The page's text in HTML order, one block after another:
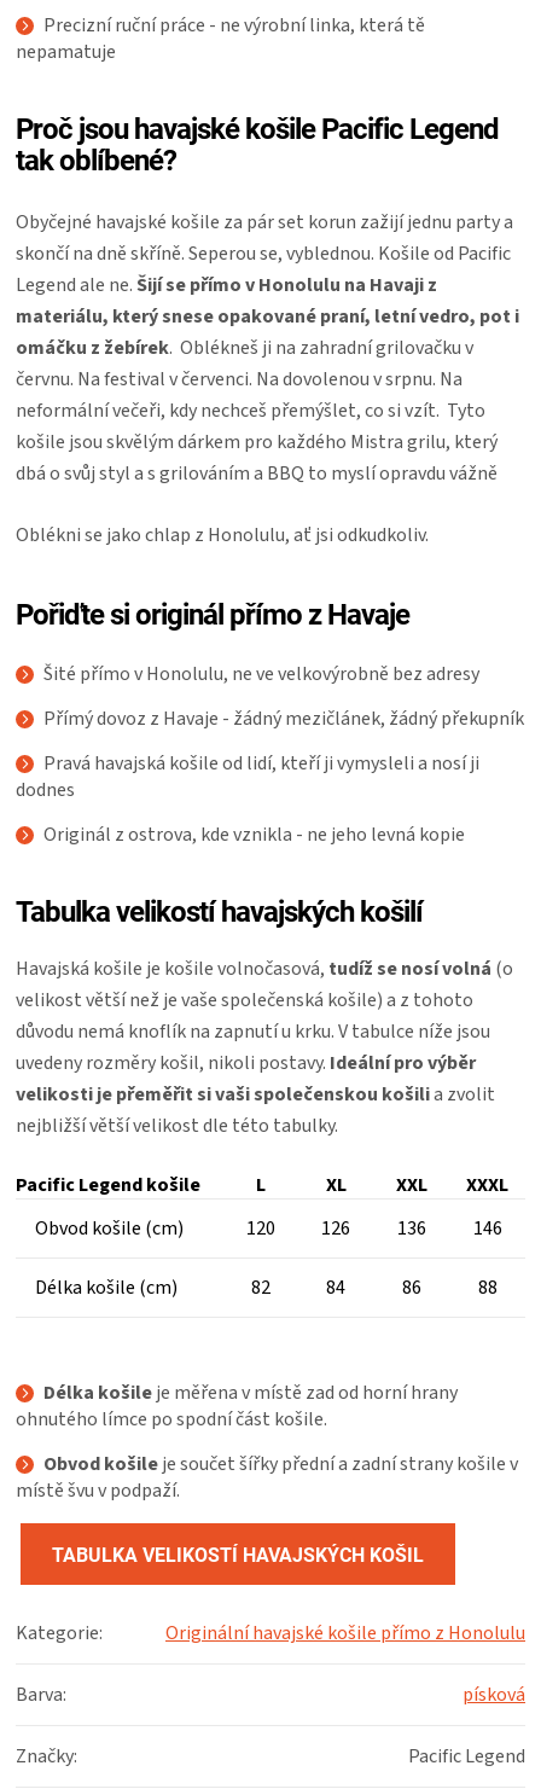
Precizní ruční práce - ne výrobní linka, která tě
nepamatuje
Proč jsou havajské košile Pacific Legend
tak oblíbené?
Obyčejné havajské košile za pár set korun zažijí jednu party a
skončí na dně skříně. Seperou se, vyblednou. Košile od Pacific
Legend ale ne.Šijí se přímo v Honolulu na Havaji z
materiálu, který snese opakované praní, letní vedro, pot i
omáčku z žebírek. Oblékneš ji na zahradní grilovačku v
červnu. Na festival v červenci. Na dovolenou v srpnu. Na
neformální večeři, kdy nechceš přemýšlet, co si vzít. Tyto
košile jsou skvělým dárkem pro každého Mistra grilu, který
dbá o svůj styl a s grilováním a BBQ to myslí opravdu vážně
Oblékni se jako chlap z Honolulu, ať jsi odkudkoliv.
Pořiďte si originál přímo z Havaje
Šité přímo v Honolulu, ne ve velkovýrobně bez adresy
Přímý dovoz z Havaje - žádný mezičlánek, žádný překupník
Pravá havajská košile od lidí, kteří ji vymysleli a nosí ji
dodnes
Originál z ostrova, kde vznikla - ne jeho levná kopie
Tabulka velikostí havajských košilí
Havajská košile je košile volnočasová, tudíž se nosí volná (o
velikost větší než je vaše společenská košile) a z tohoto
důvodu nemá knoflík na zapnutí u krku. V tabulce níže jsou
uvedeny rozměry košil, nikoli postavy. Ideální pro výběr
velikosti je přeměřit si vaši společenskou košilia zvolit
nejbližší větší velikost dle této tabulky.
Pacific Legend košile L XL XXL
XXXL
Obvod košile (cm)
120 126 136 146
Délka košile (cm) 82 84 86 88
Délka košileje měřena v místě zad od horní hrany
ohnutého límce po spodní část košile.
Obvod košileje součet šířky přední a zadní strany košile v
místě švu v podpaží.
TABULKA VELIKOSTÍ HAVAJSKÝCH KOŠIL
Kategorie: Originální havajské košile přímo z Honolulu
Barva: písková
Značky: Pacific Legend